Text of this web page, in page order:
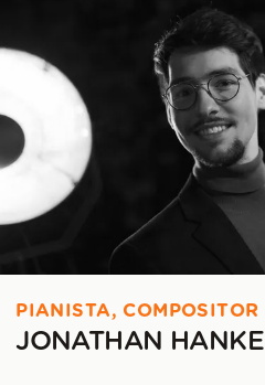
PIANISTA, COMPOSITOR
JONATHAN HANKE